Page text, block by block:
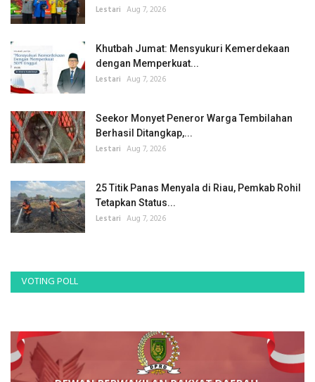
Lestari Aug 7, 2026
Khutbah Jumat: Mensyukuri Kemerdekaan
dengan Memperkuat...
Lestari Aug 7, 2026
Seekor Monyet Peneror Warga Tembilahan
Berhasil Ditangkap,...
Lestari Aug 7, 2026
25 Titik Panas Menyala di Riau, Pemkab Rohil
Tetapkan Status...
Lestari Aug 7, 2026
VOTING POLL